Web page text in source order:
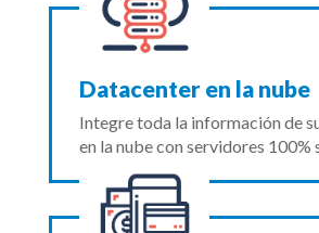
Datacenter en la nube
Integre toda la información de
en la nube con servidores 100%